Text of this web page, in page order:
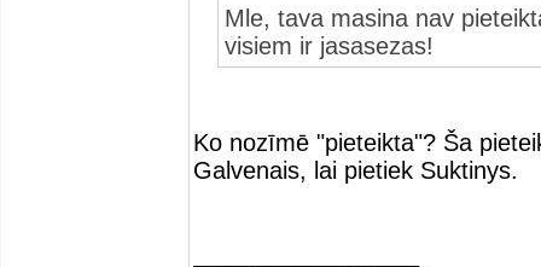
Mle, tava masina nav
visiem ir jasasezas!
Ko nozīmē "pieteikta"? Ša
Galvenais, lai pietiek Suktinys.